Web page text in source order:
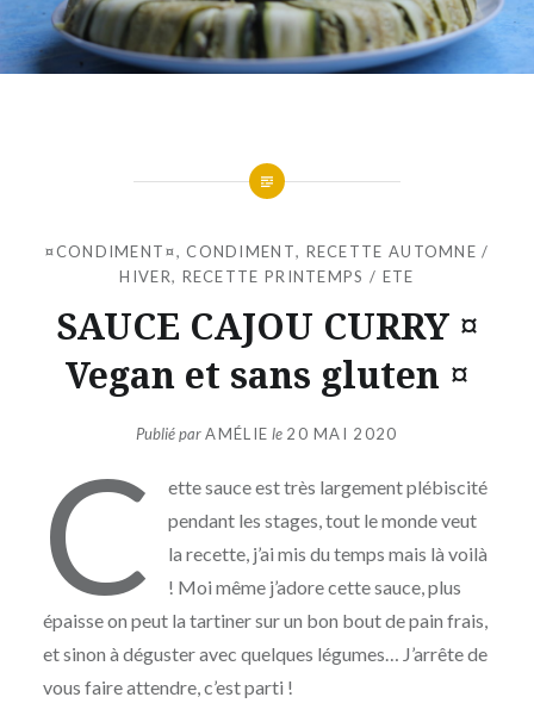
¤CONDIMENT¤, CONDIMENT, RECETTE AUTOMNE /
HIVER, RECETTE PRINTEMPS / ETE
SAUCE CAJOU CURRY ¤
Vegan et sans gluten ¤
Publié parAMÉLIE le 20 MAI 2020
C
ette sauce est très largement plébiscité
pendant les stages, tout le monde veut
la recette, j’ai mis du temps mais là voilà
! Moi même j’adore cette sauce, plus
épaisse on peut la tartiner sur un bon bout de pain frais,
et sinon à déguster avec quelques légumes… J’arrête de
vous faire attendre, c’est parti !